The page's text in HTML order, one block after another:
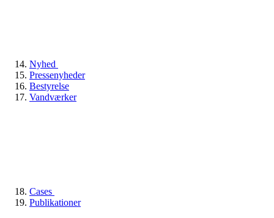
Nyhed
Pressenyheder
Bestyrelse
Vandværker
Cases
Publikationer